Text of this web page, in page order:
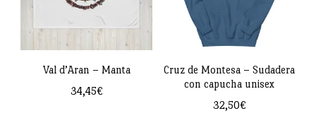
Val d’Aran – Manta
34,45€
Cruz de Montesa – Sudadera
con capucha unisex
32,50€